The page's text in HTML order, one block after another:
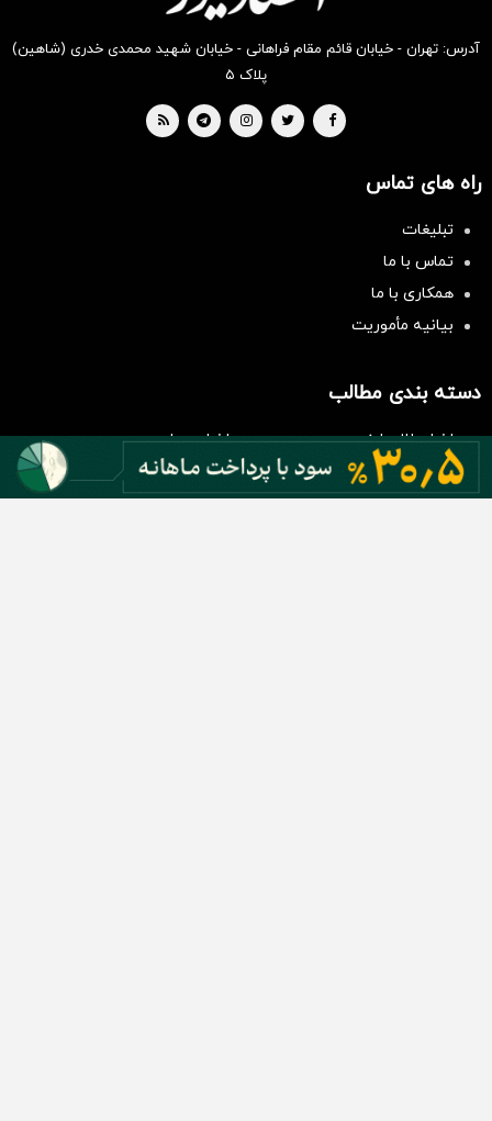
آدرس: تهران - خیابان قائم مقام فراهانی - خیابان شهید محمدی خدری (شاهین)
پلاک ۵
راه های تماس
تبلیغات
تماس با ما
همکاری با ما
بیانیه مأموریت
دسته بندی مطالب
اخبار طلا و ارز
اخبار سیاسی
اخبار بورس
اخبار مسکن
اخبار خودرو
اخبار تکنولوژی